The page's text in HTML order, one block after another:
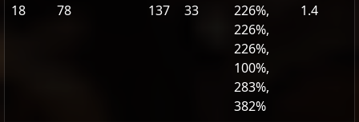
18 78 137 33
226%,
226%,
226%,
100%,
283%,
382%
1.4